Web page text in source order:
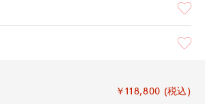
￥118,800 (税込)